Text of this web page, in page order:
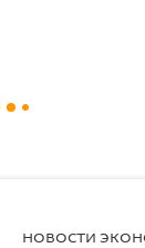
НОВОСТИ